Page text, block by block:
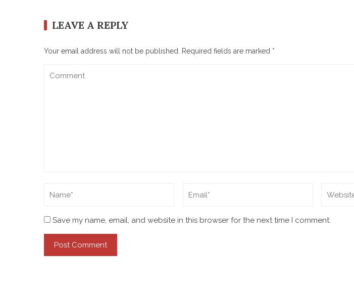
LEAVE A REPLY
Your email address will not be published. Required fields are marked *
Save my name, email, and website in this browser for the next time I comment.